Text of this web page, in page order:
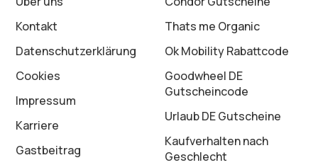
Kontakt
Datenschutz­erklärung
Cookies
Impressum
Karriere
Gastbeitrag
Thats me Organic
Ok Mobility Rabattcode
Goodwheel DE
Gutscheincode
Urlaub DE Gutscheine
Kaufverhalten nach
Geschlecht